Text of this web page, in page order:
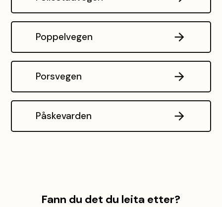
Poppelvegen
Porsvegen
Påskevarden
Fann du det du leita etter?